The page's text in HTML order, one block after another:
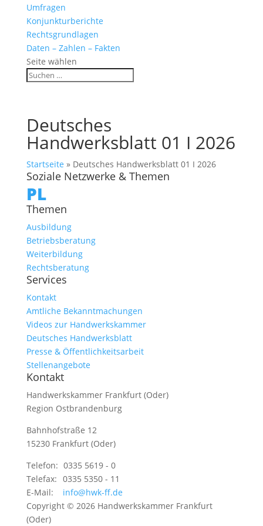
Umfragen
Konjunkturberichte
Rechtsgrundlagen
Daten – Zahlen – Fakten
Seite wählen
Deutsches
Handwerksblatt 01 I 2026
Startseite » Deutsches Handwerksblatt 01 I 2026
Soziale Netzwerke & Themen
PL
Themen
Ausbildung
Betriebsberatung
Weiterbildung
Rechtsberatung
Services
Kontakt
Amtliche Bekanntmachungen
Videos zur Handwerkskammer
Deutsches Handwerksblatt
Presse & Öffentlichkeitsarbeit
Stellenangebote
Kontakt
Handwerkskammer Frankfurt (Oder)
Region Ostbrandenburg
Bahnhofstraße 12
15230 Frankfurt (Oder)
Telefon: 0335 5619 - 0
Telefax: 0335 5350 - 11
E-Mail:
info@hwk-ff.de
Copyright © 2026 Handwerkskammer Frankfurt
(Oder)